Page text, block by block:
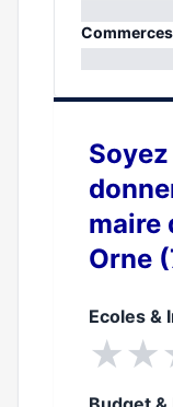
0%
maire
Orne
Ecoles &
★★